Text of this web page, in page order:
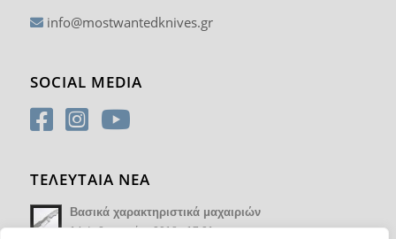
info@mostwantedknives.gr
SOCIAL MEDIA
ΤΕΛΕΥΤΑΙΑ ΝΕΑ
Βασικά χαρακτηριστικά μαχαιριών
14 Φεβρουαρίου 2018 - 17:21